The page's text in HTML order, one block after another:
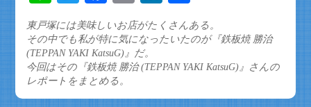
有
東戸塚には美味しいお店がたくさんある。
その中でも私が特に気になったいたのが『鉄板焼 勝治
(TEPPAN YAKI KatsuG)』だ。
今回はその『鉄板焼 勝治 (TEPPAN YAKI KatsuG)』さんの
レポートをまとめる。